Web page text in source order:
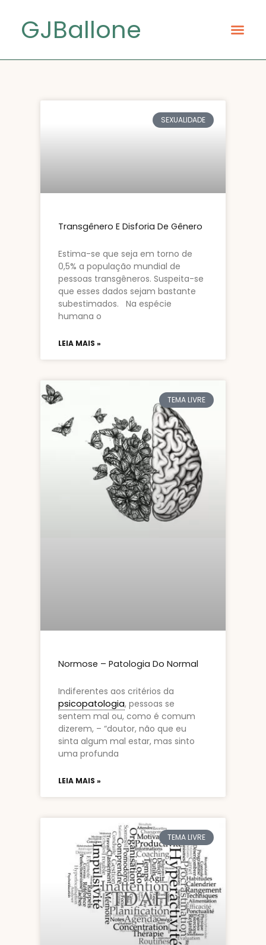
GJBallone
SEXUALIDADE
Transgênero E Disforia De Gênero
Estima-se que seja em torno de
0,5% a população mundial de
pessoas transgêneros. Suspeita-se
que esses dados sejam bastante
subestimados. Na espécie
humana o
LEIA MAIS »
TEMA LIVRE
Normose – Patologia Do Normal
Indiferentes aos critérios da
psicopatologia, pessoas se
sentem mal ou, como é comum
dizerem, – “doutor, não que eu
sinta algum mal estar, mas sinto
uma profunda
LEIA MAIS »
TEMA LIVRE